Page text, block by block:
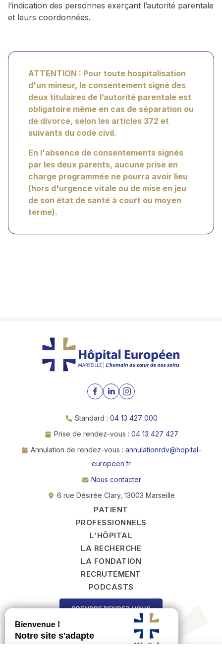
l’indication des personnes exerçant l’autorité parentale
et leurs coordonnées.
ATTENTION : Pour toute hospitalisation
d'un mineur, le consentement signé des
deux titulaires de l’autorité parentale est
obligatoire même en cas de séparation ou
de divorce, selon les articles 372 et
suivants du code civil.
En l'absence de consentements signés
par les deux parents, aucune prise en
charge programmée ne pourra avoir lieu
(hors d'urgence vitale ou de mise en jeu
de son état de santé à court ou moyen
terme).
Standard : 04 13 427 000
Prise de rendez-vous : 04 13 427 427
Annulation de rendez-vous : annulationrdv@hopital-
europeen.fr
Nous contacter
6 rue Désirée Clary, 13003 Marseille
PATIENT
PROFESSIONNELS
L'HÔPITAL
LA RECHERCHE
LA FONDATION
RECRUTEMENT
PODCASTS
PRENDRE RENDEZ‑VOUS